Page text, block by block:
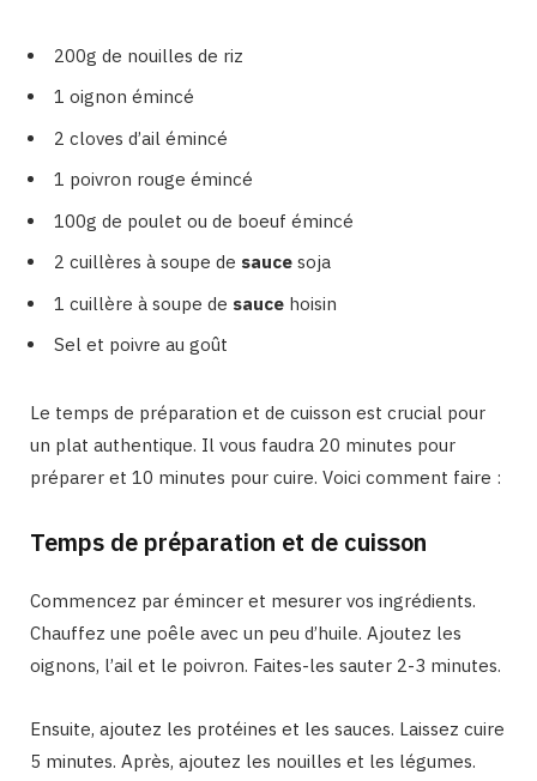
200g de nouilles de riz
1 oignon émincé
2 cloves d’ail émincé
1 poivron rouge émincé
100g de poulet ou de boeuf émincé
2 cuillères à soupe de sauce soja
1 cuillère à soupe de sauce hoisin
Sel et poivre au goût
Le temps de préparation et de cuisson est crucial pour
un plat authentique. Il vous faudra 20 minutes pour
préparer et 10 minutes pour cuire. Voici comment faire :
Temps de préparation et de cuisson
Commencez par émincer et mesurer vos ingrédients.
Chauffez une poêle avec un peu d’huile. Ajoutez les
oignons, l’ail et le poivron. Faites-les sauter 2-3 minutes.
Ensuite, ajoutez les protéines et les sauces. Laissez cuire
5 minutes. Après, ajoutez les nouilles et les légumes.